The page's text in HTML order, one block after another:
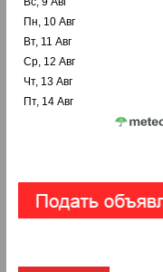
Пн, 10 Авг
Вт, 11 Авг
Ср, 12 Авг
Чт, 13 Авг
Пт, 14 Авг